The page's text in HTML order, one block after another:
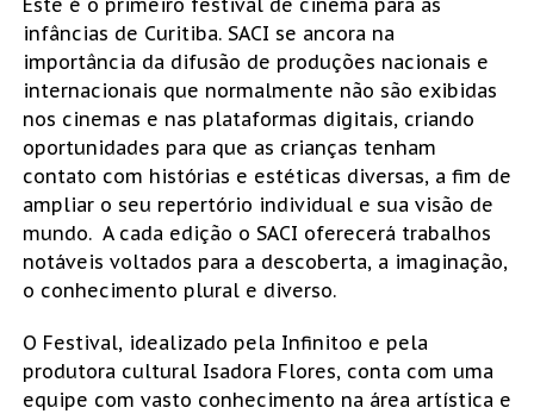
infâncias de Curitiba. SACI se ancora na
importância da difusão de produções nacionais e
internacionais que normalmente não são exibidas
nos cinemas e nas plataformas digitais, criando
oportunidades para que as crianças tenham
contato com histórias e estéticas diversas, a fim de
ampliar o seu repertório individual e sua visão de
mundo. A cada edição o SACI oferecerá trabalhos
notáveis voltados para a descoberta, a imaginação,
o conhecimento plural e diverso.
O Festival, idealizado pela Infinitoo e pela
produtora cultural Isadora Flores, conta com uma
equipe com vasto conhecimento na área artística e